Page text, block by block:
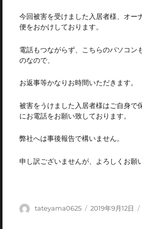
今回被害を受けました入居者様、オー
便をおかけしております。
電話もつながらず、こちらのパソコン
のなので、
お返事等かなりお時間いただきます。
被害をうけました入居者様はご自身で
にお電話をお願い致しております。
弊社へは事後報告で構いません。
申し訳ございませんが、よろしくお願
投
tateyama0625
投
2019年9月12日